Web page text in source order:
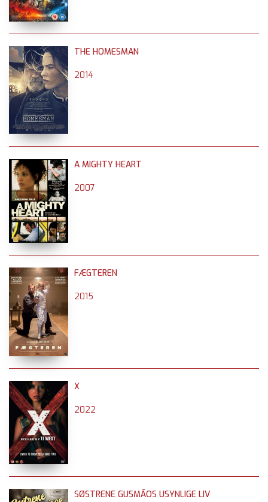
THE HOMESMAN
2014
A MIGHTY HEART
2007
FÆGTEREN
2015
X
2022
SØSTRENE GUSMÃOS USYNLIGE LIV